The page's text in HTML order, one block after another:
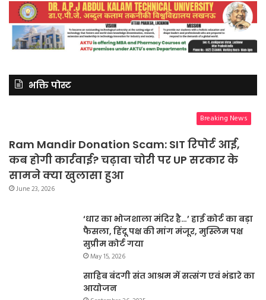
भक्ति पोस्ट
Breaking News
Ram Mandir Donation Scam: SIT रिपोर्ट आई,
कब होगी कार्रवाई? चढ़ावा चोरी पर UP सरकार के
सामने क्या खुलासा हुआ
June 23, 2026
‘धार का भोजशाला मंदिर है…’ हाई कोर्ट का बड़ा
फैसला, हिंदू पक्ष की मांग मंजूर, मुस्लिम पक्ष
सुप्रीम कोर्ट गया
May 15, 2026
साहिब बंदगी संत आश्रम में सत्संग एवं भंडारे का
आयोजन